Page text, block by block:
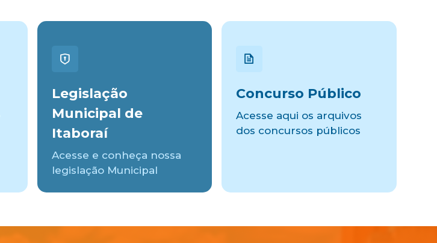
Legislação
Municipal de
Itaboraí
Acesse e conheça nossa
legislação Municipal
Concurso Público
Acesse aqui os arquivos
dos concursos públicos